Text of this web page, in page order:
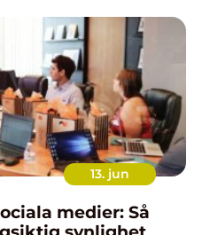
13. jun
medier: Så